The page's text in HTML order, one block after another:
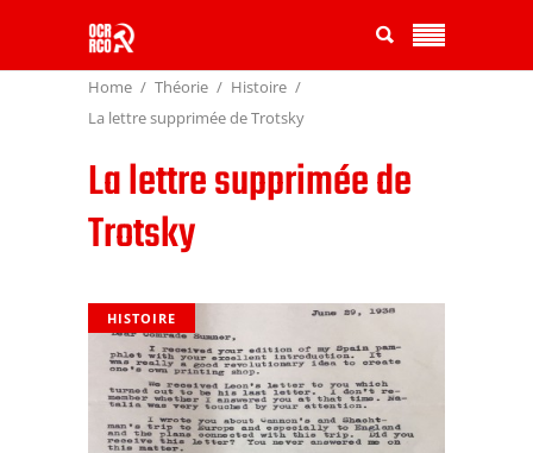
Home Théorie
Histoire
La lettre supprimée de Trotsky
La lettre supprimée de
Trotsky
HISTOIRE